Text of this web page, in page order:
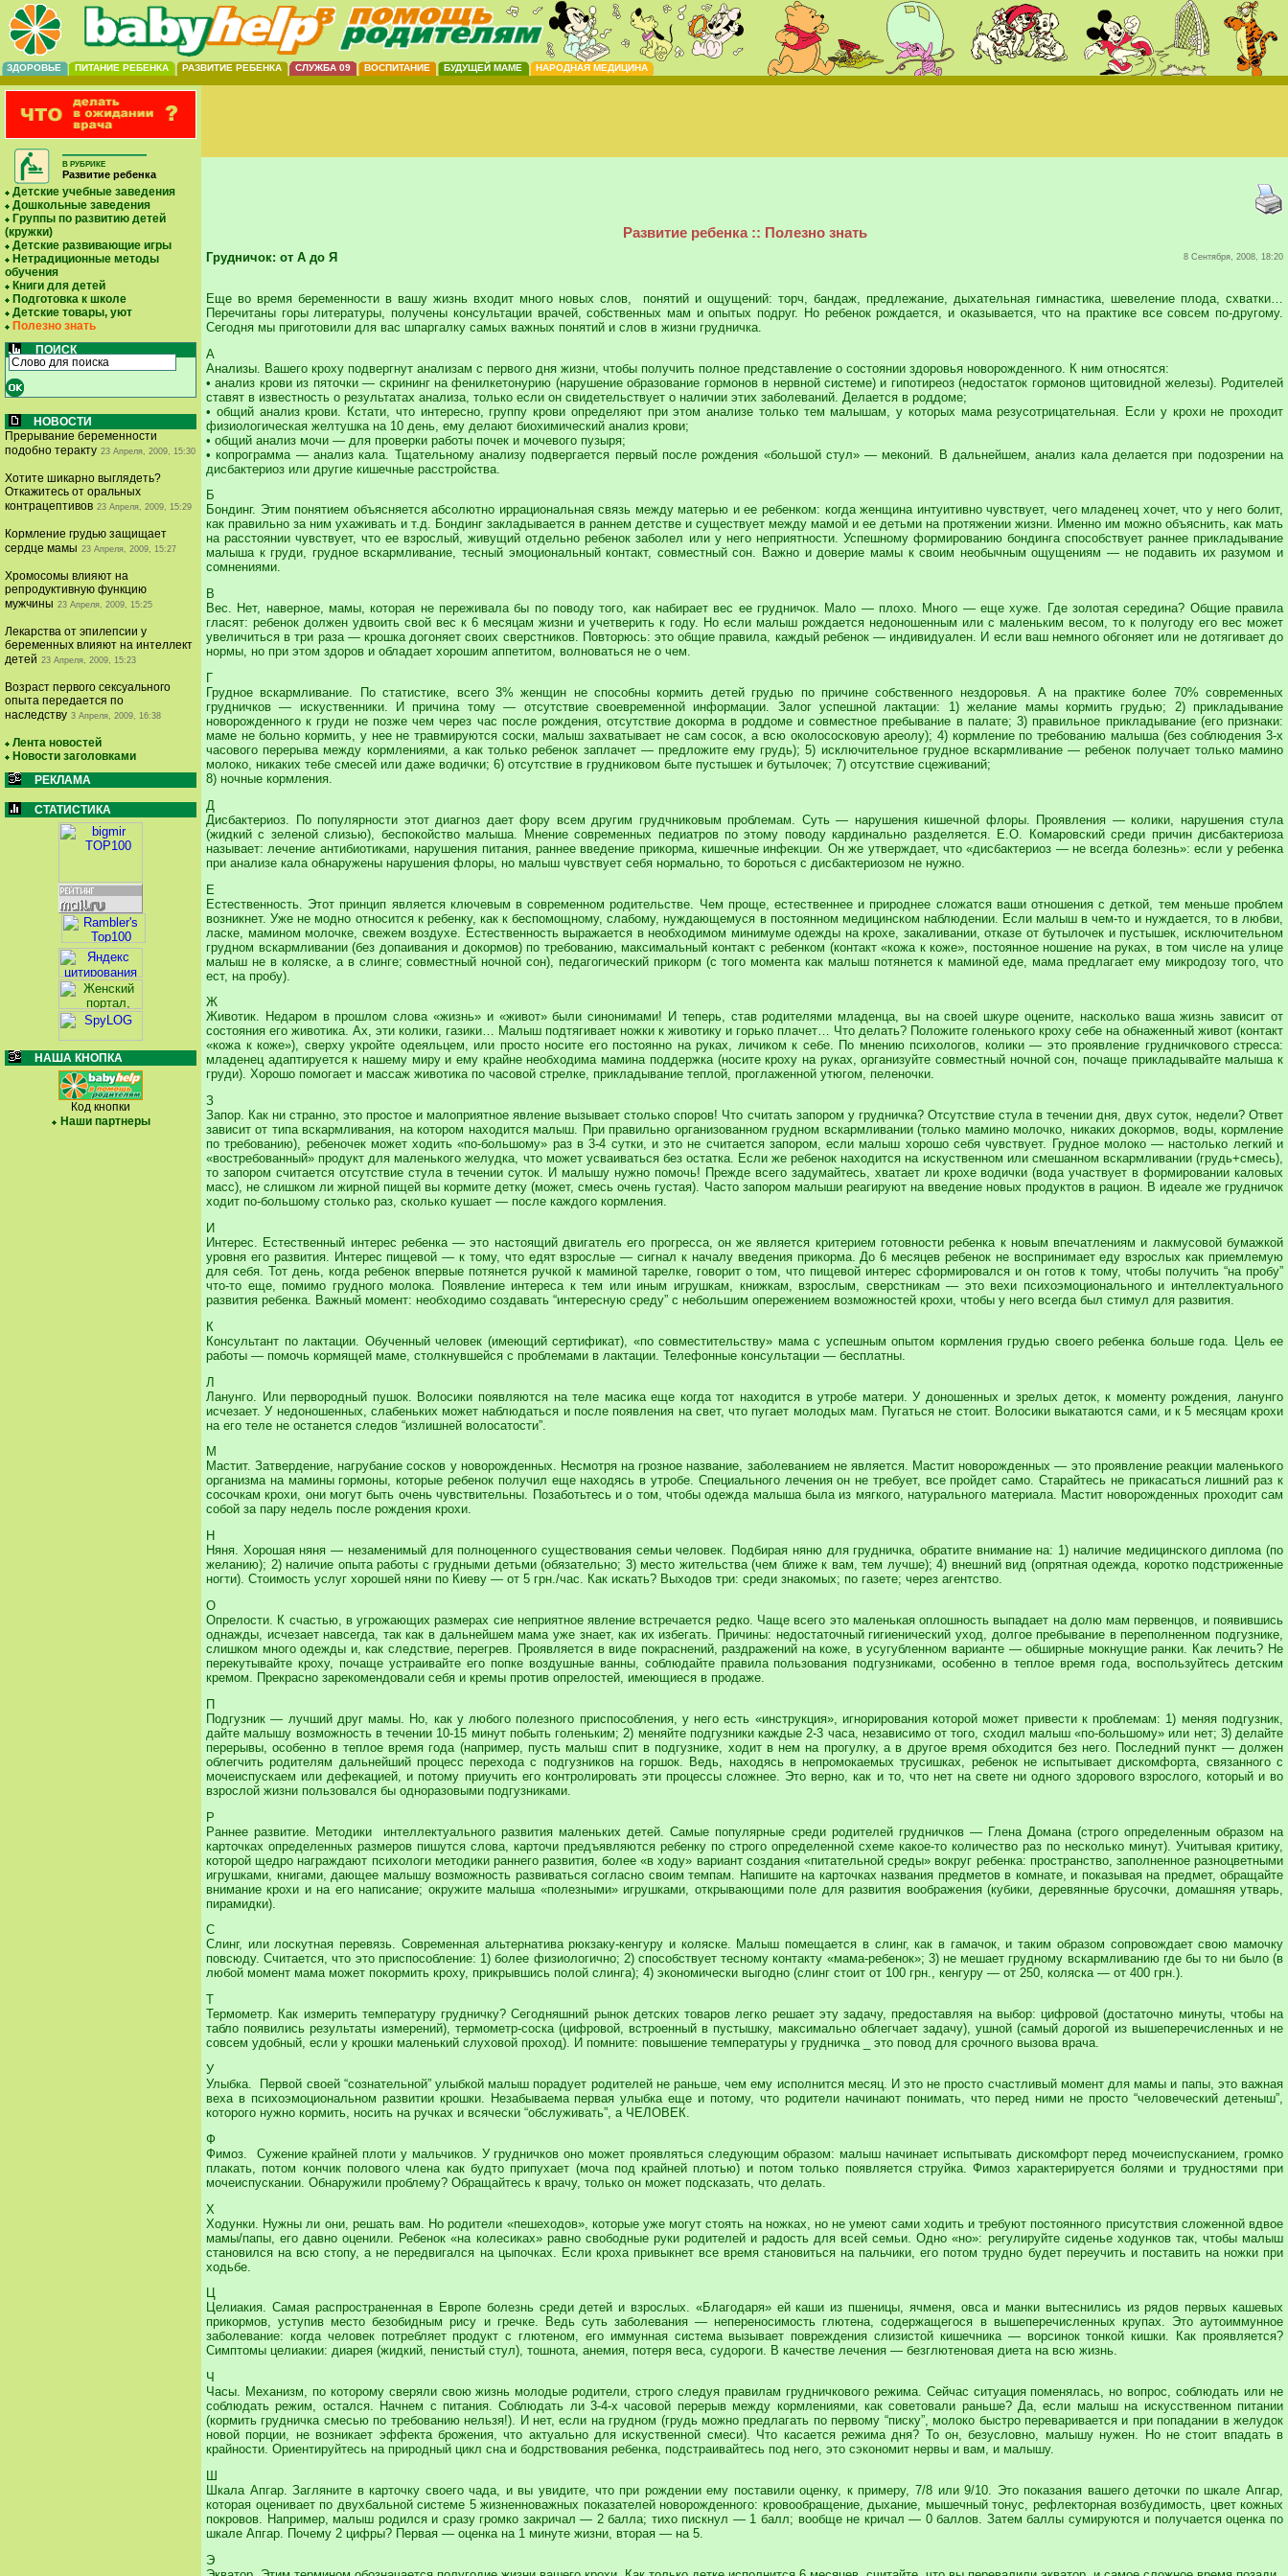
ЗДОРОВЬЕ ПИТАНИЕ РЕБЕНКА РАЗВИТИЕ РЕБЕНКА СЛУЖБА 09 ВОСПИТАНИЕ БУДУЩЕЙ МАМЕ НАРОДНАЯ МЕДИЦИНА
В РУБРИКЕ
Развитие ребенка
Детские учебные заведения
Дошкольные заведения
Группы по развитию детей
(кружки)
Детские развивающие игры
Нетрадиционные методы
обучения
Книги для детей
Подготовка к школе
Детские товары, уют
Полезно знать
ПОИСК
НОВОСТИ
Прерывание беременности
подобно теракту 23 Апреля, 2009, 15:30
Хотите шикарно выглядеть?
Откажитесь от оральных
контрацептивов 23 Апреля, 2009, 15:29
Кормление грудью защищает
сердце мамы 23 Апреля, 2009, 15:27
Хромосомы влияют на
репродуктивную функцию
мужчины 23 Апреля, 2009, 15:25
Лекарства от эпилепсии у
беременных влияют на интеллект
детей 23 Апреля, 2009, 15:23
Возраст первого сексуального
опыта передается по
наследству 3 Апреля, 2009, 16:38
Лента новостей
Новости заголовками
РЕКЛАМА
СТАТИСТИКА
НАША КНОПКА
Код кнопки
Наши партнеры
Развитие ребенка :: Полезно знать
Грудничок: от А до Я 8 Сентября, 2008, 18:20
Еще во время беременности в вашу жизнь входит много новых слов, понятий и ощущений: торч, бандаж, предлежание, дыхательная гимнастика, шевеление плода, схватки…
Перечитаны горы литературы, получены консультации врачей, собственных мам и опытых подруг. Но ребенок рождается, и оказывается, что на практике все совсем по-другому.
Сегодня мы приготовили для вас шпаргалку самых важных понятий и слов в жизни грудничка.
А
Анализы. Вашего кроху подвергнут анализам с первого дня жизни, чтобы получить полное представление о состоянии здоровья новорожденного. К ним относятся:
• анализ крови из пяточки — скрининг на фенилкетонурию (нарушение образование гормонов в нервной системе) и гипотиреоз (недостаток гормонов щитовидной железы). Родителей
ставят в известность о результатах анализа, только если он свидетельствует о наличии этих заболеваний. Делается в роддоме;
• общий анализ крови. Кстати, что интересно, группу крови определяют при этом анализе только тем малышам, у которых мама резусотрицательная. Если у крохи не проходит
физиологическая желтушка на 10 день, ему делают биохимический анализ крови;
• общий анализ мочи — для проверки работы почек и мочевого пузыря;
• копрограмма — анализ кала. Тщательному анализу подвергается первый после рождения «большой стул» — меконий. В дальнейшем, анализ кала делается при подозрении на
дисбактериоз или другие кишечные расстройства.
Б
Бондинг. Этим понятием объясняется абсолютно иррациональная связь между матерью и ее ребенком: когда женщина интуитивно чувствует, чего младенец хочет, что у него болит,
как правильно за ним ухаживать и т.д. Бондинг закладывается в раннем детстве и существует между мамой и ее детьми на протяжении жизни. Именно им можно объяснить, как мать
на расстоянии чувствует, что ее взрослый, живущий отдельно ребенок заболел или у него неприятности. Успешному формированию бондинга способствует раннее прикладывание
малыша к груди, грудное вскармливание, тесный эмоциональный контакт, совместный сон. Важно и доверие мамы к своим необычным ощущениям — не подавить их разумом и
сомнениями.
В
Вес. Нет, наверное, мамы, которая не переживала бы по поводу того, как набирает вес ее грудничок. Мало — плохо. Много — еще хуже. Где золотая середина? Общие правила
гласят: ребенок должен удвоить свой вес к 6 месяцам жизни и учетверить к году. Но если малыш рождается недоношенным или с маленьким весом, то к полугоду его вес может
увеличиться в три раза — крошка догоняет своих сверстников. Повторюсь: это общие правила, каждый ребенок — индивидуален. И если ваш немного обгоняет или не дотягивает до
нормы, но при этом здоров и обладает хорошим аппетитом, волноваться не о чем.
Г
Грудное вскармливание. По статистике, всего 3% женщин не способны кормить детей грудью по причине собственного нездоровья. А на практике более 70% современных
грудничков — искуственники. И причина тому — отсутствие своевременной информации. Залог успешной лактации: 1) желание мамы кормить грудью; 2) прикладывание
новорожденного к груди не позже чем через час после рождения, отсутствие докорма в роддоме и совместное пребывание в палате; 3) правильное прикладывание (его признаки:
маме не больно кормить, у нее не травмируются соски, малыш захватывает не сам сосок, а всю околососковую ареолу); 4) кормление по требованию малыша (без соблюдения 3-х
часового перерыва между кормлениями, а как только ребенок заплачет — предложите ему грудь); 5) исключительное грудное вскармливание — ребенок получает только мамино
молоко, никаких тебе смесей или даже водички; 6) отсутствие в грудниковом быте пустышек и бутылочек; 7) отсутствие сцеживаний;
8) ночные кормления.
Д
Дисбактериоз. По популярности этот диагноз дает фору всем другим грудчниковым проблемам. Суть — нарушения кишечной флоры. Проявления — колики, нарушения стула
(жидкий с зеленой слизью), беспокойство малыша. Мнение современных педиатров по этому поводу кардинально разделяется. Е.О. Комаровский среди причин дисбактериоза
называет: лечение антибиотиками, нарушения питания, раннее введение прикорма, кишечные инфекции. Он же утверждает, что «дисбактериоз — не всегда болезнь»: если у ребенка
при анализе кала обнаружены нарушения флоры, но малыш чувствует себя нормально, то бороться с дисбактериозом не нужно.
Е
Естественность. Этот принцип является ключевым в современном родительстве. Чем проще, естественнее и природнее сложатся ваши отношения с деткой, тем меньше проблем
возникнет. Уже не модно относится к ребенку, как к беспомощному, слабому, нуждающемуся в постоянном медицинском наблюдении. Если малыш в чем-то и нуждается, то в любви,
ласке, мамином молочке, свежем воздухе. Естественность выражается в необходимом минимуме одежды на крохе, закаливании, отказе от бутылочек и пустышек, исключительном
грудном вскармливании (без допаивания и докормов) по требованию, максимальный контакт с ребенком (контакт «кожа к коже», постоянное ношение на руках, в том числе на улице
малыш не в коляске, а в слинге; совместный ночной сон), педагогический прикорм (с того момента как малыш потянется к маминой еде, мама предлагает ему микродозу того, что
ест, на пробу).
Ж
Животик. Недаром в прошлом слова «жизнь» и «живот» были синонимами! И теперь, став родителями младенца, вы на своей шкуре оцените, насколько ваша жизнь зависит от
состояния его животика. Ах, эти колики, газики… Малыш подтягивает ножки к животику и горько плачет… Что делать? Положите голенького кроху себе на обнаженный живот (контакт
«кожа к коже»), сверху укройте одеяльцем, или просто носите его постоянно на руках, личиком к себе. По мнению психологов, колики — это проявление грудничкового стресса:
младенец адаптируется к нашему миру и ему крайне необходима мамина поддержка (носите кроху на руках, организуйте совместный ночной сон, почаще прикладывайте малыша к
груди). Хорошо помогает и массаж животика по часовой стрелке, прикладывание теплой, проглаженной утюгом, пеленочки.
З
Запор. Как ни странно, это простое и малоприятное явление вызывает столько споров! Что считать запором у грудничка? Отсутствие стула в течении дня, двух суток, недели? Ответ
зависит от типа вскармливания, на котором находится малыш. При правильно организованном грудном вскармливании (только мамино молочко, никаких докормов, воды, кормление
по требованию), ребеночек может ходить «по-большому» раз в 3-4 сутки, и это не считается запором, если малыш хорошо себя чувствует. Грудное молоко — настолько легкий и
«востребованный» продукт для маленького желудка, что может усваиваться без остатка. Если же ребенок находится на искуственном или смешанном вскармливании (грудь+смесь),
то запором считается отсутствие стула в течении суток. И малышу нужно помочь! Прежде всего задумайтесь, хватает ли крохе водички (вода участвует в формировании каловых
масс), не слишком ли жирной пищей вы кормите детку (может, смесь очень густая). Часто запором малыши реагируют на введение новых продуктов в рацион. В идеале же грудничок
ходит по-большому столько раз, сколько кушает — после каждого кормления.
И
Интерес. Естественный интерес ребенка — это настоящий двигатель его прогресса, он же является критерием готовности ребенка к новым впечатлениям и лакмусовой бумажкой
уровня его развития. Интерес пищевой — к тому, что едят взрослые — сигнал к началу введения прикорма. До 6 месяцев ребенок не воспринимает еду взрослых как приемлемую
для себя. Тот день, когда ребенок впервые потянется ручкой к маминой тарелке, говорит о том, что пищевой интерес сформировался и он готов к тому, чтобы получить “на пробу”
что-то еще, помимо грудного молока. Появление интереса к тем или иным игрушкам, книжкам, взрослым, сверстникам — это вехи психоэмоционального и интеллектуального
развития ребенка. Важный момент: необходимо создавать “интересную среду” с небольшим опережением возможностей крохи, чтобы у него всегда был стимул для развития.
К
Консультант по лактации. Обученный человек (имеющий сертификат), «по совместительству» мама с успешным опытом кормления грудью своего ребенка больше года. Цель ее
работы — помочь кормящей маме, столкнувшейся с проблемами в лактации. Телефонные консультации — бесплатны.
Л
Ланунго. Или первородный пушок. Волосики появляются на теле масика еще когда тот находится в утробе матери. У доношенных и зрелых деток, к моменту рождения, ланунго
исчезает. У недоношенных, слабеньких может наблюдаться и после появления на свет, что пугает молодых мам. Пугаться не стоит. Волосики выкатаются сами, и к 5 месяцам крохи
на его теле не останется следов “излишней волосатости”.
М
Мастит. Затвердение, нагрубание сосков у новорожденных. Несмотря на грозное название, заболеванием не является. Мастит новорожденных — это проявление реакции маленького
организма на мамины гормоны, которые ребенок получил еще находясь в утробе. Специального лечения он не требует, все пройдет само. Старайтесь не прикасаться лишний раз к
сосочкам крохи, они могут быть очень чувствительны. Позаботьтесь и о том, чтобы одежда малыша была из мягкого, натурального материала. Мастит новорожденных проходит сам
собой за пару недель после рождения крохи.
Н
Няня. Хорошая няня — незаменимый для полноценного существования семьи человек. Подбирая няню для грудничка, обратите внимание на: 1) наличие медицинского диплома (по
желанию); 2) наличие опыта работы с грудными детьми (обязательно; 3) место жительства (чем ближе к вам, тем лучше); 4) внешний вид (опрятная одежда, коротко подстриженные
ногти). Стоимость услуг хорошей няни по Киеву — от 5 грн./час. Как искать? Выходов три: среди знакомых; по газете; через агентство.
О
Опрелости. К счастью, в угрожающих размерах сие неприятное явление встречается редко. Чаще всего это маленькая оплошность выпадает на долю мам первенцов, и появившись
однажды, исчезает навсегда, так как в дальнейшем мама уже знает, как их избегать. Причины: недостаточный гигиенический уход, долгое пребывание в переполненном подгузнике,
слишком много одежды и, как следствие, перегрев. Проявляется в виде покраснений, раздражений на коже, в усугубленном варианте — обширные мокнущие ранки. Как лечить? Не
перекутывайте кроху, почаще устраивайте его попке воздушные ванны, соблюдайте правила пользования подгузниками, особенно в теплое время года, воспользуйтесь детским
кремом. Прекрасно зарекомендовали себя и кремы против опрелостей, имеющиеся в продаже.
П
Подгузник — лучший друг мамы. Но, как у любого полезного приспособления, у него есть «инструкция», игнорирования которой может привести к проблемам: 1) меняя подгузник,
дайте малышу возможность в течении 10-15 минут побыть голеньким; 2) меняйте подгузники каждые 2-3 часа, независимо от того, сходил малыш «по-большому» или нет; 3) делайте
перерывы, особенно в теплое время года (например, пусть малыш спит в подгузнике, ходит в нем на прогулку, а в другое время обходится без него. Последний пункт — должен
облегчить родителям дальнейший процесс перехода с подгузников на горшок. Ведь, находясь в непромокаемых трусишках, ребенок не испытывает дискомфорта, связанного с
мочеиспускаем или дефекацией, и потому приучить его контролировать эти процессы сложнее. Это верно, как и то, что нет на свете ни одного здорового взрослого, который и во
взрослой жизни пользовался бы одноразовыми подгузниками.
Р
Раннее развитие. Методики интеллектуального развития маленьких детей. Самые популярные среди родителей грудничков — Глена Домана (строго определенным образом на
карточках определенных размеров пишутся слова, карточи предъявляются ребенку по строго определенной схеме какое-то количество раз по несколько минут). Учитывая критику,
которой щедро награждают психологи методики раннего развития, более «в ходу» вариант создания «питательной среды» вокруг ребенка: пространство, заполненное разноцветными
игрушками, книгами, дающее малышу возможность развиваться согласно своим темпам. Напишите на карточках названия предметов в комнате, и показывая на предмет, обращайте
внимание крохи и на его написание; окружите малыша «полезными» игрушками, открывающими поле для развития воображения (кубики, деревянные брусочки, домашняя утварь,
пирамидки).
С
Слинг, или лоскутная перевязь. Современная альтернатива рюкзаку-кенгуру и коляске. Малыш помещается в слинг, как в гамачок, и таким образом сопровождает свою мамочку
повсюду. Считается, что это приспособление: 1) более физиологично; 2) способствует тесному контакту «мама-ребенок»; 3) не мешает грудному вскармливанию где бы то ни было (в
любой момент мама может покормить кроху, прикрывшись полой слинга); 4) экономически выгодно (слинг стоит от 100 грн., кенгуру — от 250, коляска — от 400 грн.).
Т
Термометр. Как измерить температуру грудничку? Сегодняшний рынок детских товаров легко решает эту задачу, предоставляя на выбор: цифровой (достаточно минуты, чтобы на
табло появились результаты измерений), термометр-соска (цифровой, встроенный в пустышку, максимально облегчает задачу), ушной (самый дорогой из вышеперечисленных и не
совсем удобный, если у крошки маленький слуховой проход). И помните: повышение температуры у грудничка _ это повод для срочного вызова врача.
У
Улыбка. Первой своей “сознательной” улыбкой малыш порадует родителей не раньше, чем ему исполнится месяц. И это не просто счастливый момент для мамы и папы, это важная
веха в психоэмоциональном развитии крошки. Незабываема первая улыбка еще и потому, что родители начинают понимать, что перед ними не просто “человеческий детеныш”,
которого нужно кормить, носить на ручках и всячески “обслуживать”, а ЧЕЛОВЕК.
Ф
Фимоз. Сужение крайней плоти у мальчиков. У грудничков оно может проявляться следующим образом: малыш начинает испытывать дискомфорт перед мочеиспусканием, громко
плакать, потом кончик полового члена как будто припухает (моча под крайней плотью) и потом только появляется струйка. Фимоз характерируется болями и трудностями при
мочеиспускании. Обнаружили проблему? Обращайтесь к врачу, только он может подсказать, что делать.
Х
Ходунки. Нужны ли они, решать вам. Но родители «пешеходов», которые уже могут стоять на ножках, но не умеют сами ходить и требуют постоянного присутствия сложенной вдвое
мамы/папы, его давно оценили. Ребенок «на колесиках» равно свободные руки родителей и радость для всей семьи. Одно «но»: регулируйте сиденье ходунков так, чтобы малыш
становился на всю стопу, а не передвигался на цыпочках. Если кроха привыкнет все время становиться на пальчики, его потом трудно будет переучить и поставить на ножки при
ходьбе.
Ц
Целиакия. Самая распространенная в Европе болезнь среди детей и взрослых. «Благодаря» ей каши из пшеницы, ячменя, овса и манки вытеснились из рядов первых кашевых
прикормов, уступив место безобидным рису и гречке. Ведь суть заболевания — непереносимость глютена, содержащегося в вышеперечисленных крупах. Это аутоиммунное
заболевание: когда человек потребляет продукт с глютеном, его иммунная система вызывает повреждения слизистой кишечника — ворсинок тонкой кишки. Как проявляется?
Симптомы целиакии: диарея (жидкий, пенистый стул), тошнота, анемия, потеря веса, судороги. В качестве лечения — безглютеновая диета на всю жизнь.
Ч
Часы. Механизм, по которому сверяли свою жизнь молодые родители, строго следуя правилам грудничкового режима. Сейчас ситуация поменялась, но вопрос, соблюдать или не
соблюдать режим, остался. Начнем с питания. Соблюдать ли 3-4-х часовой перерыв между кормлениями, как советовали раньше? Да, если малыш на искусственном питании
(кормить грудничка смесью по требованию нельзя!). И нет, если на грудном (грудь можно предлагать по первому “писку”, молоко быстро переваривается и при попадании в желудок
новой порции, не возникает эффекта брожения, что актуально для искуственной смеси). Что касается режима дня? То он, безусловно, малышу нужен. Но не стоит впадать в
крайности. Ориентируйтесь на природный цикл сна и бодрствования ребенка, подстраивайтесь под него, это сэкономит нервы и вам, и малышу.
Ш
Шкала Апгар. Загляните в карточку своего чада, и вы увидите, что при рождении ему поставили оценку, к примеру, 7/8 или 9/10. Это показания вашего деточки по шкале Апгар,
которая оценивает по двухбальной системе 5 жизненноважных показателей новорожденного: кровообращение, дыхание, мышечный тонус, рефлекторная возбудимость, цвет кожных
покровов. Например, малыш родился и сразу громко закричал — 2 балла; тихо пискнул — 1 балл; вообще не кричал — 0 баллов. Затем баллы сумируются и получается оценка по
шкале Апгар. Почему 2 цифры? Первая — оценка на 1 минуте жизни, вторая — на 5.
Э